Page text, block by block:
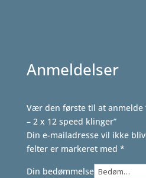
Anmeldelser
Vær den første til at anmelde
– 2 x 12 speed klinger”
Din e-mailadresse vil ikke
felter er markeret med *
Din bedømmelse